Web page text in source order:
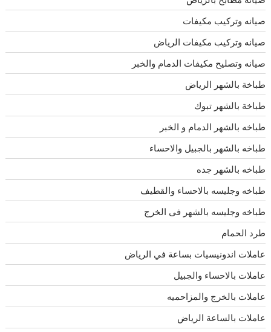
صيانه وتركيب مكيفات
صيانه وتركيب مكيفات الرياض
صيانه وتصليح مكيفات الدمام والخبر
طباخة بالشهر الرياض
طباخة بالشهر تبوك
طباخه بالشهر الدمام و الخبر
طباخه بالشهر بالجبيل والاحساء
طباخه بالشهر جده
طباخه وجليسه بالاحساء والقطيف
طباخه وجليسه بالشهر فى الخرج
طرد الحمام
عاملات اندونيسيات بساعة في الرياض
عاملات بالاحساء والجبيل
عاملات بالخرج والمزاحميه
عاملات بالساعة الرياض